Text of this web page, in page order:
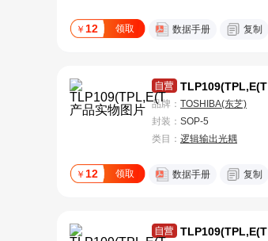
￥ 12 领取 数据手册 复制
TLP109(TPL,E(T
品牌： TOSHIBA(东芝)
封装： SOP-5
类目： 逻辑输出光耦
￥ 12 领取 数据手册 复制
TLP109(TPL,E(T